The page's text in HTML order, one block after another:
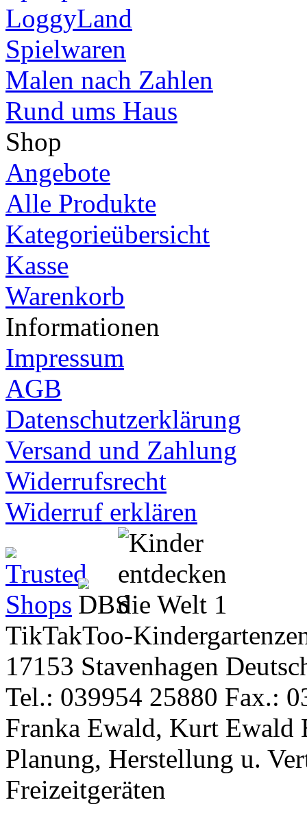
LoggyLand
Spielwaren
Malen nach Zahlen
Rund ums Haus
Shop
Angebote
Alle Produkte
Kategorieübersicht
Kasse
Warenkorb
Informationen
Impressum
AGB
Datenschutzerklärung
Versand und Zahlung
Widerrufsrecht
Widerruf erklären
TikTakToo-
17153 Stavenhagen
Tel.: 039954 25880 Fax.:
Franka Ewald, Kurt Ewald
Planung, Herstellung u.
Freizeitgeräten